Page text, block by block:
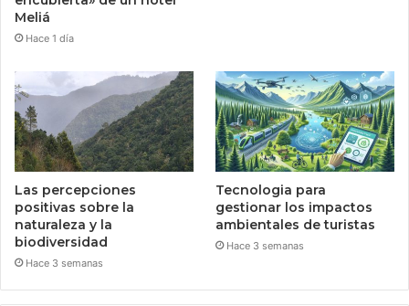
Meliá
Hace 1 día
Las percepciones
positivas sobre la
naturaleza y la
biodiversidad
Hace 3 semanas
Tecnologia para
gestionar los impactos
ambientales de turistas
Hace 3 semanas